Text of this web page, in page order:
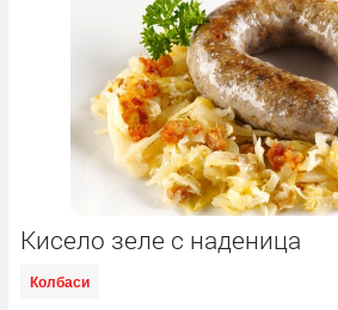
Кисело зеле с наденица
Колбаси